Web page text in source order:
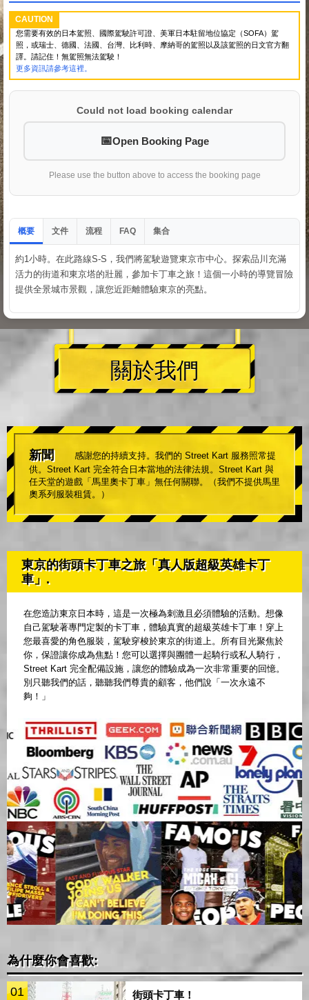
CAUTION
您需要有效的日本駕照、國際駕駛許可證、美軍日本駐留地位協定（SOFA）駕
照，或瑞士、德國、法國、台灣、比利時、摩納哥的駕照以及該駕照的日文官方翻
譯。請記住！無駕照無法駕駛！
更多資訊請參考這裡。
Could not load booking calendar
Open Booking Page
Please use the button above to access the booking page
概要 文件 流程 FAQ 集合
約1小時。在此路線S-S，我們將駕駛遊覽東京市中心。探索品川充滿
活力的街道和東京塔的壯麗，參加卡丁車之旅！這個一小時的導覽冒險
提供全景城市景觀，讓您近距離體驗東京的亮點。
關於我們
新聞
感謝您的持續支持。我們的 Street Kart 服務照常提
供。Street Kart 完全符合日本當地的法律法規。Street Kart 與
任天堂的遊戲「馬里奧卡丁車」無任何關聯。（我們不提供馬里
奧系列服裝租賃。）
東京的街頭卡丁車之旅「真人版超級英雄卡丁
車」.
在您造訪東京日本時，這是一次極為刺激且必須體驗的活動。想像
自己駕駛著專門定製的卡丁車，體驗真實的超級英雄卡丁車！穿上
您最喜愛的角色服裝，駕駛穿梭於東京的街道上。所有目光聚焦於
你，保證讓你成為焦點！您可以選擇與團體一起騎行或私人騎行，
Street Kart 完全配備設施，讓您的體驗成為一次非常重要的回憶。
別只聽我們的話，聽聽我們尊貴的顧客，他們說「一次永遠不
夠！」
為什麼你會喜歡:
01 街頭卡丁車！